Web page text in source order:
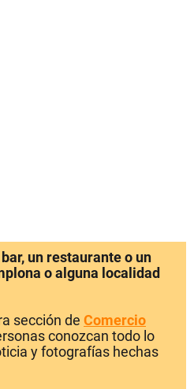
un restaurante o un
o alguna localidad
sección de Comercio
conozcan todo lo
y fotografías hechas